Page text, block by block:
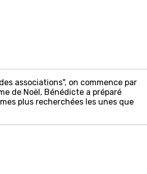
associations", on commence par
de Noël, Bénédicte a préparé
plus recherchées les unes que